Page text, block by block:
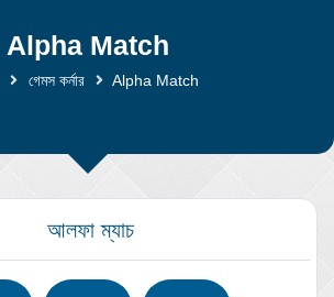
Alpha Match
গেমস কর্নার Alpha Match
আলফা ম্যাচ